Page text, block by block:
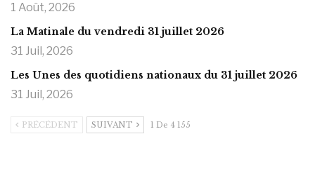
1 Août, 2026
La Matinale du vendredi 31 juillet 2026
31 Juil, 2026
Les Unes des quotidiens nationaux du 31 juillet 2026
31 Juil, 2026
PRÉCÉDENT SUIVANT 1 De 4 155